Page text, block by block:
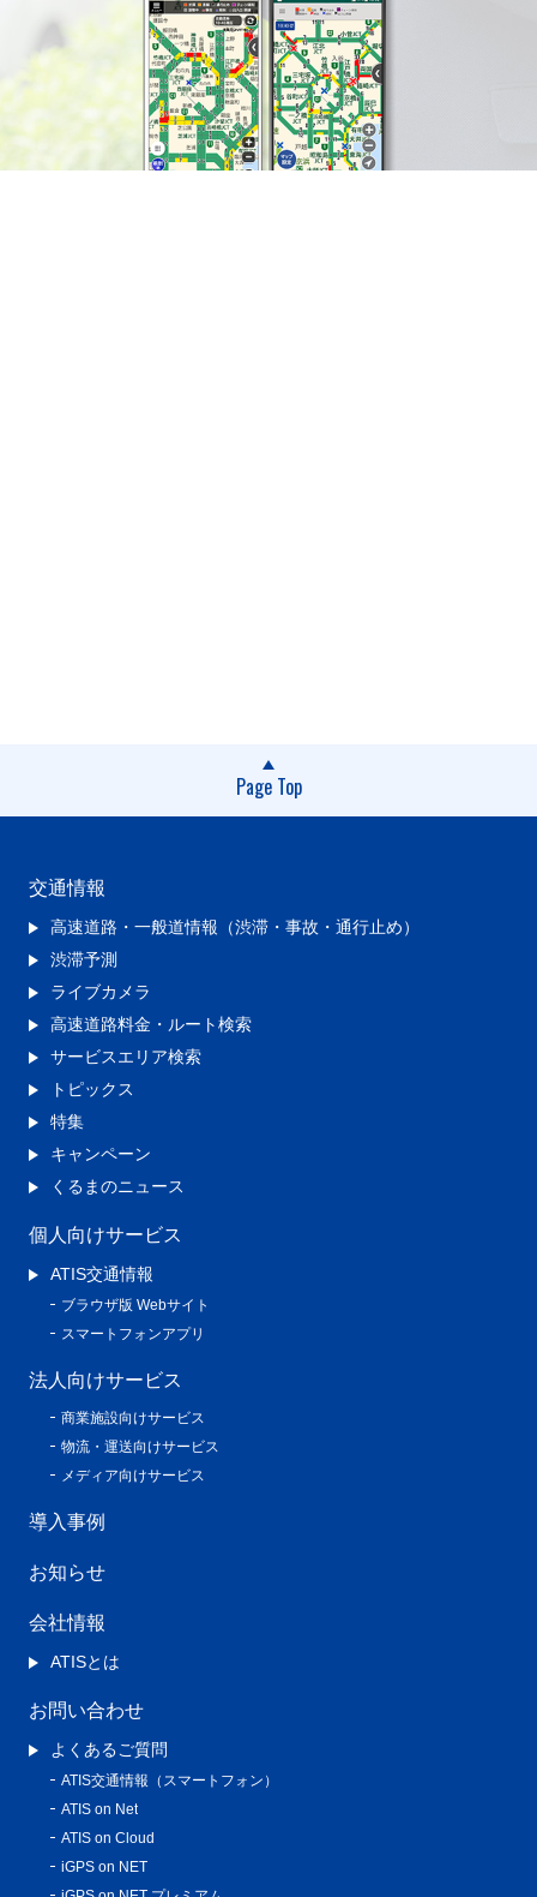
Page Top
交通情報
高速道路・一般道情報（渋滞・事故・通行止め）
渋滞予測
ライブカメラ
高速道路料金・ルート検索
サービスエリア検索
トピックス
特集
キャンペーン
くるまのニュース
個人向けサービス
ATIS交通情報
ブラウザ版 Webサイト
スマートフォンアプリ
法人向けサービス
商業施設向けサービス
物流・運送向けサービス
メディア向けサービス
導入事例
お知らせ
会社情報
ATISとは
お問い合わせ
よくあるご質問
ATIS交通情報（スマートフォン）
ATIS on Net
ATIS on Cloud
iGPS on NET